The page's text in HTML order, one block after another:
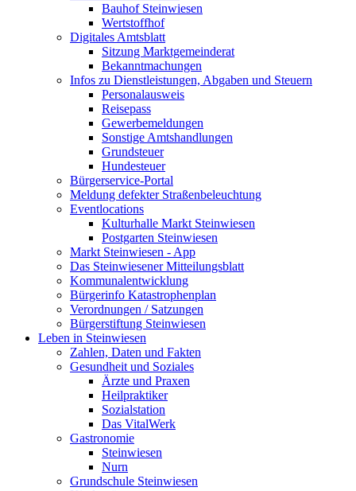
Bauhof Steinwiesen
Wertstoffhof
Digitales Amtsblatt
Sitzung Marktgemeinderat
Bekanntmachungen
Infos zu Dienstleistungen, Abgaben und Steuern
Personalausweis
Reisepass
Gewerbemeldungen
Sonstige Amtshandlungen
Grundsteuer
Hundesteuer
Bürgerservice-Portal
Meldung defekter Straßenbeleuchtung
Eventlocations
Kulturhalle Markt Steinwiesen
Postgarten Steinwiesen
Markt Steinwiesen - App
Das Steinwiesener Mitteilungsblatt
Kommunalentwicklung
Bürgerinfo Katastrophenplan
Verordnungen / Satzungen
Bürgerstiftung Steinwiesen
Leben in Steinwiesen
Zahlen, Daten und Fakten
Gesundheit und Soziales
Ärzte und Praxen
Heilpraktiker
Sozialstation
Das VitalWerk
Gastronomie
Steinwiesen
Nurn
Grundschule Steinwiesen